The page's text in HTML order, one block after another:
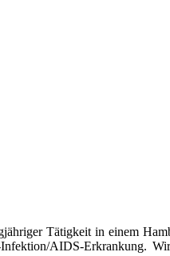
Tätigkeit in einem
AIDS-Erkrankung.